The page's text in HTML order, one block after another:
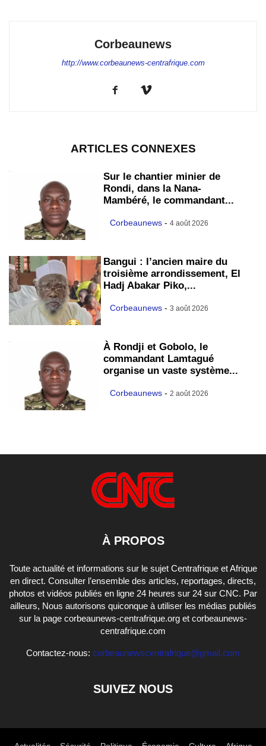
Corbeaunews
http://www.corbeaunews-centrafrique.com
ARTICLES CONNEXES
Sur le chantier minier de
Rondi, dans la Nana-
Mambéré, le commandant...
Corbeaunews - 4 août 2026
Bangui : l’ancien maire du
troisième arrondissement, El
Hadj Abakar Piko,...
Corbeaunews - 3 août 2026
À Rondji et Gobolo, le
commandant Lamtagué
organise un vaste système...
Corbeaunews - 2 août 2026
À PROPOS
Toute actualité et informations sur le sujet Centrafrique et Afrique
en direct. Consulter l’ensemble des articles, reportages, directs,
photos et vidéos publiés en ligne 24 heures sur 24 sur CNC. Par
ailleurs, Nous autorisons quiconque à utiliser les médias publiés
sur la page corbeaunews-centrafrique.org et corbeaunews-
centrafrique.com
Contactez-nous: corbeaunewscentrafrique@gmail.com
SUIVEZ NOUS